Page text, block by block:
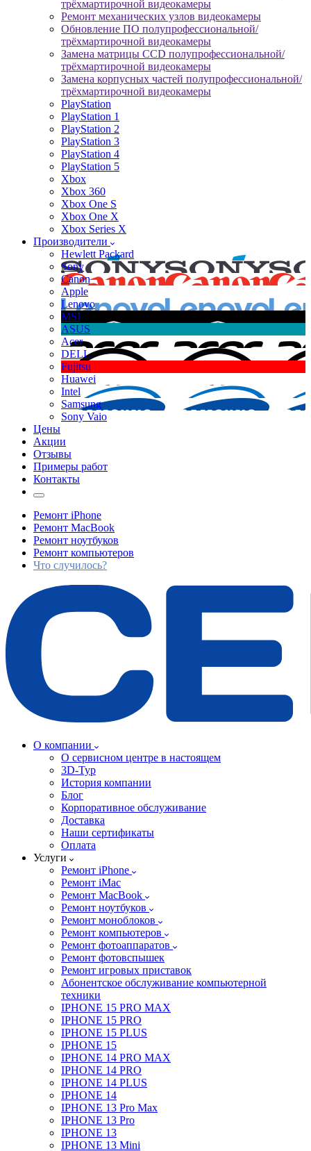
трёхмартирочной видеокамеры
Ремонт механических узлов видеокамеры
Обновление ПО полупрофессиональной/
трёхмартирочной видеокамеры
Замена матрицы CCD полупрофессиональной/
трёхмартирочной видеокамеры
Замена корпусных частей полупрофессиональной/
трёхмартирочной видеокамеры
PlayStation
PlayStation 1
PlayStation 2
PlayStation 3
PlayStation 4
PlayStation 5
Xbox
Xbox 360
Xbox One S
Xbox One X
Xbox Series X
Производители
Hewlett Packard
Sony
Canon
Apple
Lenovo
MSI
ASUS
Acer
DELL
Fujitsu
Huawei
Intel
Samsung
Sony Vaio
Цены
Акции
Отзывы
Примеры работ
Контакты
Ремонт iPhone
Ремонт MacBook
Ремонт ноутбуков
Ремонт компьютеров
Что случилось?
О компании
О сервисном центре в настоящем
3D-Тур
История компании
Блог
Корпоративное обслуживание
Доставка
Наши сертификаты
Оплата
Услуги
Ремонт iPhone
Ремонт iMac
Ремонт MacBook
Ремонт ноутбуков
Ремонт моноблоков
Ремонт компьютеров
Ремонт фотоаппаратов
Ремонт фотовспышек
Ремонт игровых приставок
Абонентское обслуживание компьютерной
техники
IPHONE 15 PRO MAX
IPHONE 15 PRO
IPHONE 15 PLUS
IPHONE 15
IPHONE 14 PRO MAX
IPHONE 14 PRO
IPHONE 14 PLUS
IPHONE 14
IPHONE 13 Pro Max
IPHONE 13 Pro
IPHONE 13
IPHONE 13 Mini